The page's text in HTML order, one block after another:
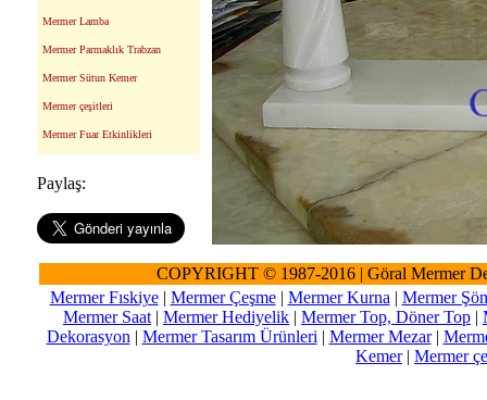
Mermer Lamba
Mermer Parmaklık Trabzan
Mermer Sütun Kemer
Mermer çeşitleri
Mermer Fuar Etkinlikleri
Paylaş:
COPYRIGHT © 1987-2016 | Göral Mermer
Mermer Fıskiye| Mermer Çeşme| Mermer Kurna | Mermer
Mermer Saat | Mermer Hediyelik | Mermer Top, Döner Top |
Dekorasyon | Mermer Tasarım Ürünleri | Mermer Mezar|
Kemer| Mermer